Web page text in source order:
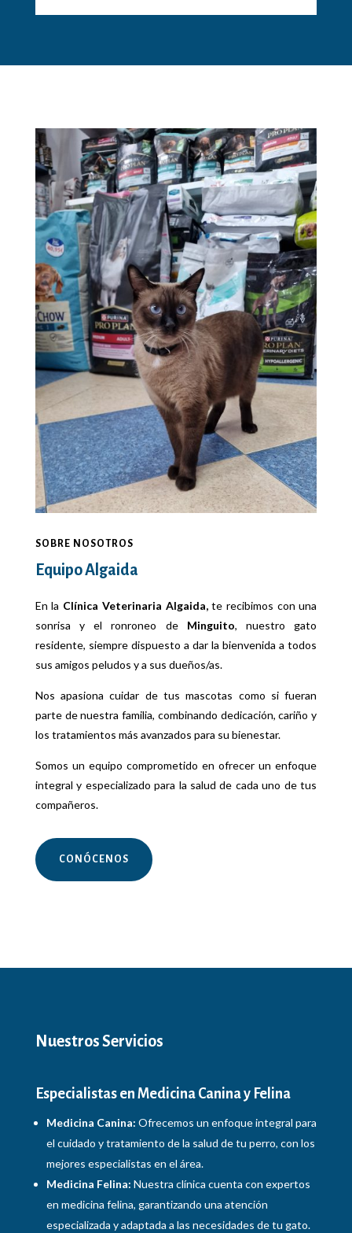
SOBRE NOSOTROS
Equipo Algaida
En la Clínica Veterinaria Algaida,te recibimos con una
sonrisa y el ronroneo de Minguito, nuestro gato
residente, siempre dispuesto a dar la bienvenida a todos
sus amigos peludos y a sus dueños/as.
Nos apasiona cuidar de tus mascotas como si fueran
parte de nuestra familia, combinando dedicación, cariño y
los tratamientos más avanzados para su bienestar.
Somos un equipo comprometido en ofrecer un enfoque
integral y especializado para la salud de cada uno de tus
compañeros.
CONÓCENOS
Nuestros Servicios
Especialistas en Medicina Canina y Felina
Medicina Canina: Ofrecemos un enfoque integral para
el cuidado y tratamiento de la salud de tu perro, con los
mejores especialistas en el área.
Medicina Felina: Nuestra clínica cuenta con expertos
en medicina felina, garantizando una atención
especializada y adaptada a las necesidades de tu gato.